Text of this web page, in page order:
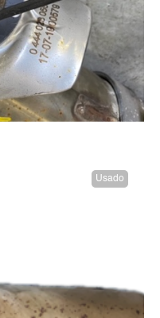
Usado